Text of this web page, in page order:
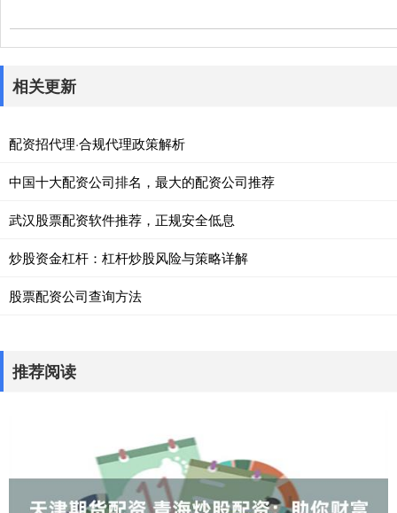
相关更新
配资招代理·合规代理政策解析
中国十大配资公司排名，最大的配资公司推荐
武汉股票配资软件推荐，正规安全低息
炒股资金杠杆：杠杆炒股风险与策略详解
股票配资公司查询方法
推荐阅读